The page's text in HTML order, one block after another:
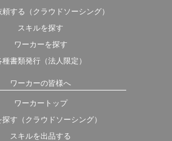
する（クラウドソーシング）
スキルを探す
ワーカーを探す
種書類発行（法人限定）
ワーカーの皆様へ
ワーカートップ
す（クラウドソーシング）
スキルを出品する